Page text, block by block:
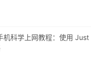
机科学上网教程：使用